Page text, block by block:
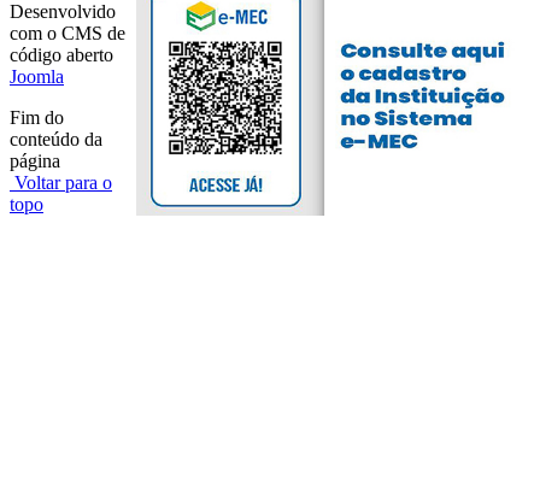
Desenvolvido
com o CMS de
código aberto
Joomla
Fim do
conteúdo da
página
Voltar para o
topo